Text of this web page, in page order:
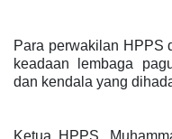
Para perwakilan HPPS
keadaan lembaga
dan kendala yang
Ketua HPPS,